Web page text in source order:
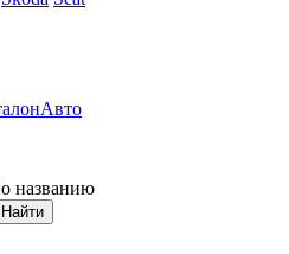
названию
Найти